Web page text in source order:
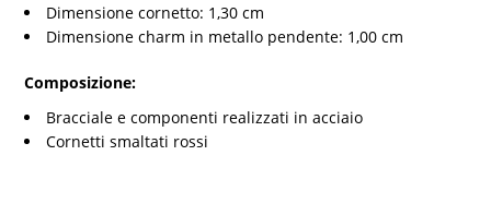
Dimensione cornetto: 1,30 cm
Dimensione charm in metallo pendente: 1,00 cm
Composizione:
Bracciale e componenti realizzati in acciaio
Cornetti smaltati rossi